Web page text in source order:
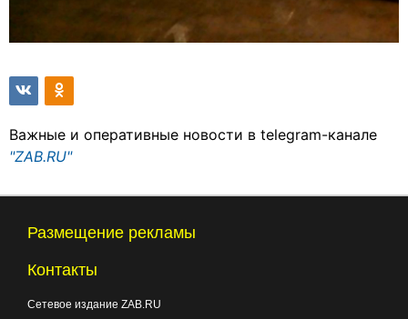
Важные и оперативные новости в telegram-канале
"ZAB.RU"
Размещение рекламы
Контакты
Сетевое издание ZAB.RU